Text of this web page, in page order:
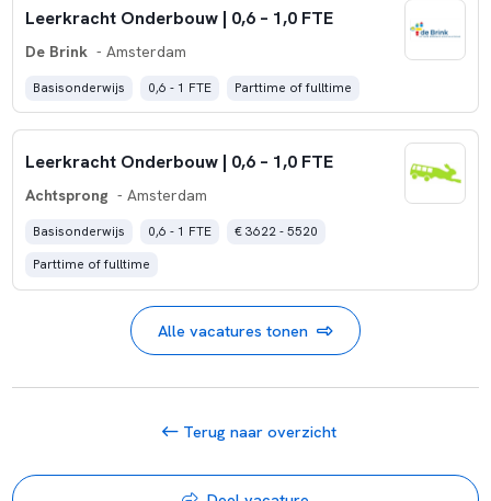
Leerkracht Onderbouw | 0,6 – 1,0 FTE
De Brink - Amsterdam
Basisonderwijs 0,6 - 1 FTE Parttime of fulltime
Leerkracht Onderbouw | 0,6 – 1,0 FTE
Achtsprong - Amsterdam
Basisonderwijs 0,6 - 1 FTE
€ 3622 - 5520
Parttime of fulltime
Alle vacatures tonen
Terug naar overzicht